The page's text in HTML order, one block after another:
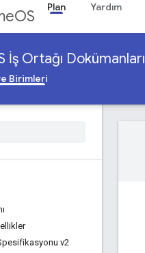
Plan Yardım
İş Ortağı Dokümanları
Birimleri
v2